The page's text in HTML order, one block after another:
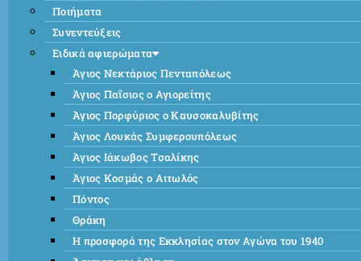
Ποιήματα
Συνεντεύξεις
Ειδικά αφιερώματα
Άγιος Νεκτάριος Πενταπόλεως
Άγιος Παΐσιος ο Αγιορείτης
Άγιος Πορφύριος ο Καυσοκαλυβίτης
Άγιος Λουκάς Συμφερουπόλεως
Άγιος Ιάκωβος Τσαλίκης
Άγιος Κοσμάς ο Αιτωλός
Πόντος
Θράκη
Η προσφορά της Εκκλησίας στον Αγώνα του 1940